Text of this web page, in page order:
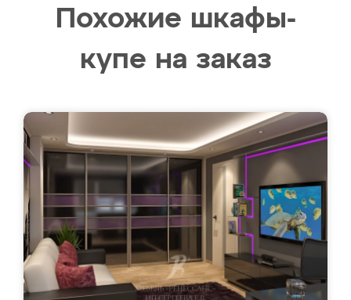
Похожие шкафы-
купе на заказ